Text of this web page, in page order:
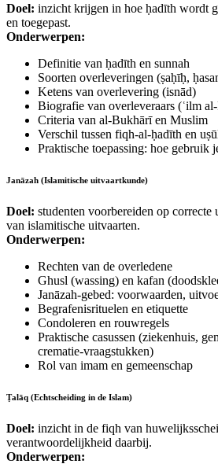
Doel: inzicht krijgen in hoe ḥadīth wordt
en toegepast.
Onderwerpen:
Definitie van ḥadīth en sunnah
Soorten overleveringen (ṣaḥīḥ,
Ketens van overlevering (isnād)
Biografie van overleveraars (ʿilm
Criteria van al‑Bukhārī en Muslim
Verschil tussen fiqh‑al‑ḥadīth en
Praktische toepassing: hoe gebruik
Janāzah (Islamitische uitvaartkunde)
Doel: studenten voorbereiden op
van islamitische uitvaarten.
Onderwerpen:
Rechten van de overledene
Ghusl (wassing) en kafan
Janāzah‑gebed: voorwaarden,
Begrafenisrituelen en etiquette
Condoleren en rouwregels
Praktische casussen (ziekenhuis,
crematie‑vraagstukken)
Rol van imam en gemeenschap
Ṭalāq (Echtscheiding in de Islam)
Doel: inzicht in de fiqh van
verantwoordelijkheid daarbij.
Onderwerpen: